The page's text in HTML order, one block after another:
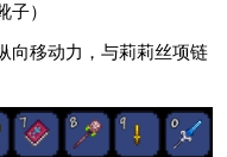
）
向移动力，与莉莉丝项链